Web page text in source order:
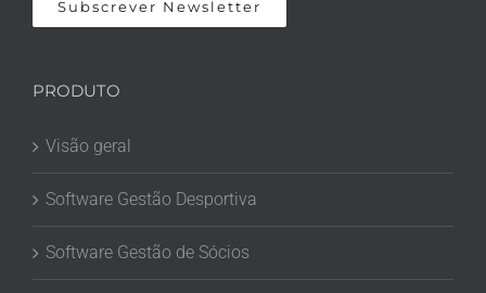
Subscrever Newsletter
PRODUTO
Visão geral
Software Gestão Desportiva
Software Gestão de Sócios